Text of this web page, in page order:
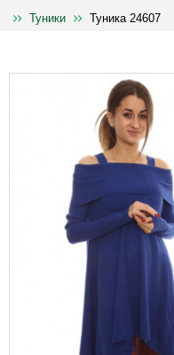
Туники
Туника 24607